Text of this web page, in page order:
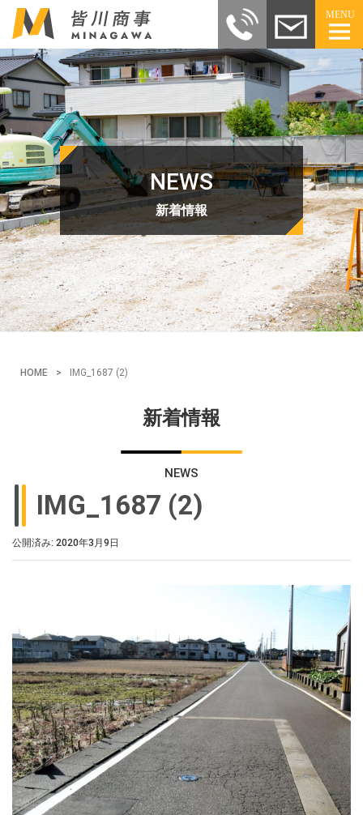
MENU
NEWS
新着情報
HOME > IMG_1687 (2)
新着情報
NEWS
IMG_1687 (2)
公開済み: 2020年3月9日